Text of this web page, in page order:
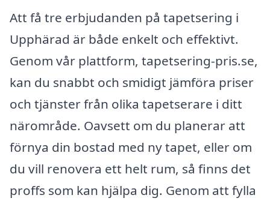
Att få tre erbjudanden på tapetsering i
Upphärad är både enkelt och effektivt.
Genom vår plattform, tapetsering-pris.se,
kan du snabbt och smidigt jämföra priser
och tjänster från olika tapetserare i ditt
närområde. Oavsett om du planerar att
förnya din bostad med ny tapet, eller om
du vill renovera ett helt rum, så finns det
proffs som kan hjälpa dig. Genom att fylla